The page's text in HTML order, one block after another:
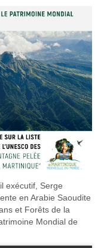
exécutif, Serge
en Arabie Saoudite
et Forêts de la
Mondial de